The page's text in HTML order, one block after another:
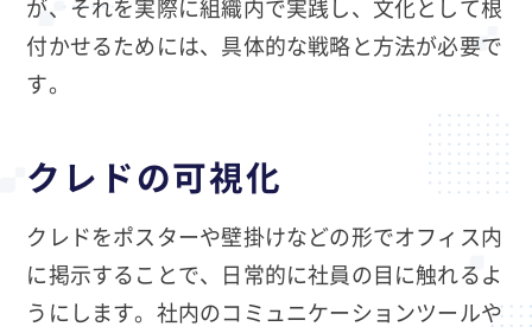
が、それを実際に組織内で実践し、文化として根
付かせるためには、具体的な戦略と方法が必要で
す。
クレドの可視化
クレドをポスターや壁掛けなどの形でオフィス内
に掲示することで、日常的に社員の目に触れるよ
うにします。社内のコミュニケーションツールや